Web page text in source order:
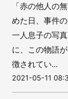
「赤の他人の
めた日、事件
一人息子の写
に、この物語
徴されてい...
2021-05-11